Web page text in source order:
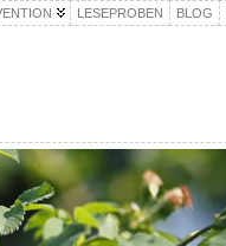
LESEPROBEN BLOG